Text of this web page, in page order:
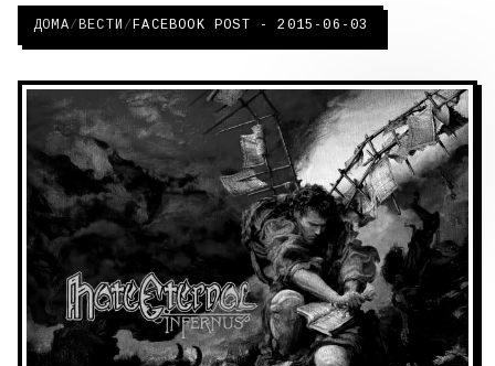
ДОМА/ВЕСТИ /FACEBOOK POST - 2015-06-03